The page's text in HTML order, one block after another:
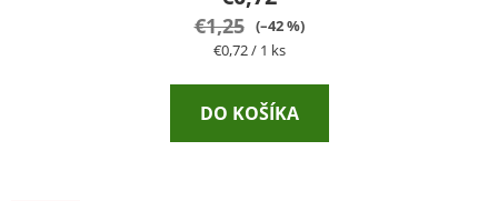
€1,25 (–42 %)
Jednotková
€0,72 / 1 ks
DO KOŠÍKA